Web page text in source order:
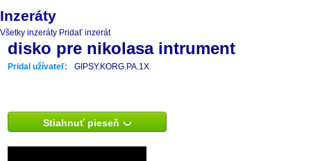
Inzeráty
Všetky inzeráty Pridať inzerát
disko pre nikolasa intrument
Pridal užívateľ: GIPSY.KORG.PA.1X.
Stiahnuť pieseň